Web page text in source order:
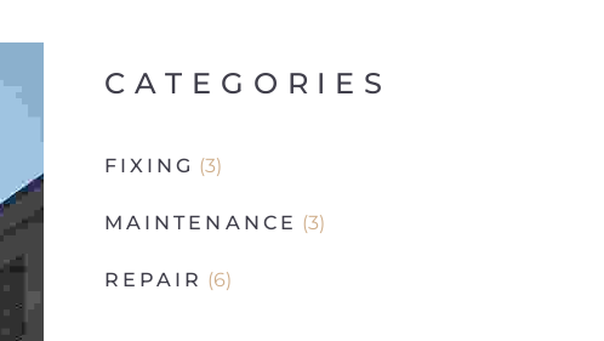
CATEGORIES
FIXING (3)
MAINTENANCE (3)
REPAIR (6)